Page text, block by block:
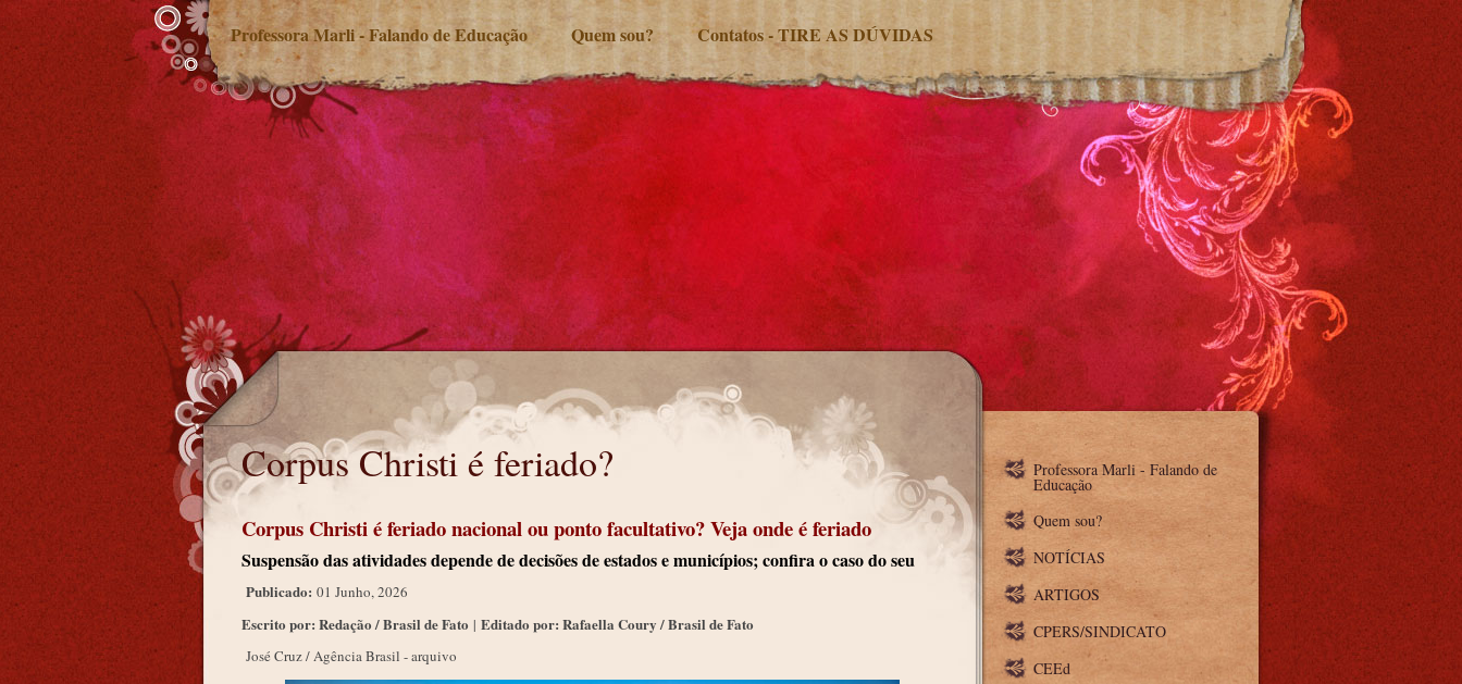
Professora Marli - Falando de Educação Quem sou? Contatos - TIRE AS DÚVIDAS
Corpus Christi é feriado?
Corpus Christi é feriado?
Corpus Christi é feriado nacional ou ponto facultativo? Veja onde é feriado
Suspensão das atividades depende de decisões de estados e municípios; confira o caso do seu
Publicado: 01 Junho, 2026
Escrito por: Redação / Brasil de Fato | Editado por: Rafaella Coury / Brasil de Fato
José Cruz / Agência Brasil - arquivo
Professora Marli - Falando de
Educação
Quem sou?
NOTÍCIAS
ARTIGOS
CPERS/SINDICATO
CEEd